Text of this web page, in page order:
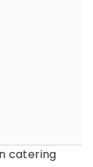
catering